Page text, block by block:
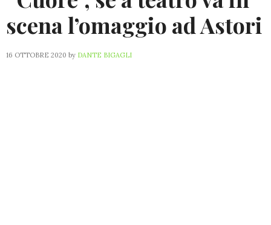
scena l’omaggio ad Astori
16 OTTOBRE 2020 by DANTE BIGAGLI